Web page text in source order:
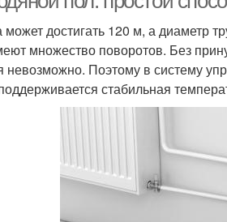
может достигать 120 м, а диаметр
множество поворотов. Без
невозможно. Поэтому в систему
стабильная